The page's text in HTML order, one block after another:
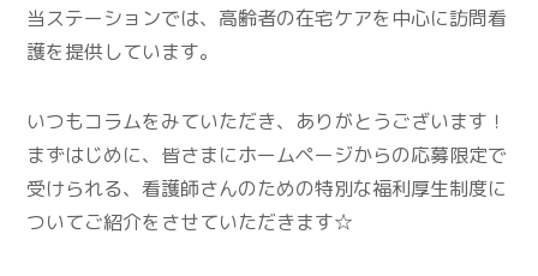
当ステーションでは、高齢者の在宅ケアを中心に訪問看
護を提供しています。
いつもコラムをみていただき、ありがとうございます！
まずはじめに、皆さまにホームページからの応募限定で
受けられる、看護師さんのための特別な福利厚生制度に
ついてご紹介をさせていただきます☆